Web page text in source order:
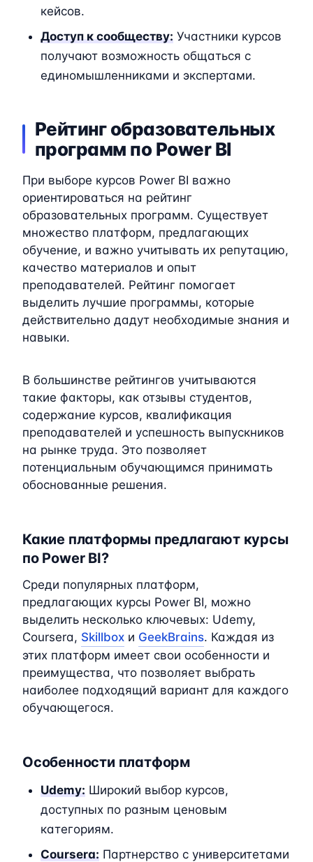
кейсов.
Доступ к сообществу: Участники курсов
получают возможность общаться с
единомышленниками и экспертами.
Рейтинг образовательных
программ по Power BI
При выборе курсов Power BI важно
ориентироваться на рейтинг
образовательных программ. Существует
множество платформ, предлагающих
обучение, и важно учитывать их репутацию,
качество материалов и опыт
преподавателей. Рейтинг помогает
выделить лучшие программы, которые
действительно дадут необходимые знания и
навыки.
В большинстве рейтингов учитываются
такие факторы, как отзывы студентов,
содержание курсов, квалификация
преподавателей и успешность выпускников
на рынке труда. Это позволяет
потенциальным обучающимся принимать
обоснованные решения.
Какие платформы предлагают курсы
по Power BI?
Среди популярных платформ,
предлагающих курсы Power BI, можно
выделить несколько ключевых: Udemy,
Coursera, Skillbox и GeekBrains. Каждая из
этих платформ имеет свои особенности и
преимущества, что позволяет выбрать
наиболее подходящий вариант для каждого
обучающегося.
Особенности платформ
Udemy: Широкий выбор курсов,
доступных по разным ценовым
категориям.
Coursera: Партнерство с университетами